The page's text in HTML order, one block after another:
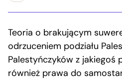
Teoria o brakującym
odrzuceniem podziału
Palestyńczyków z jakiegoś
również prawa do